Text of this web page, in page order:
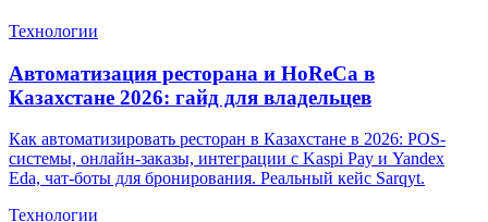
Технологии
Автоматизация ресторана и HoReCa в
Казахстане 2026: гайд для владельцев
Как автоматизировать ресторан в Казахстане в 2026: POS-
системы, онлайн-заказы, интеграции с Kaspi Pay и Yandex
Eda, чат-боты для бронирования. Реальный кейс Sarqyt.
Технологии